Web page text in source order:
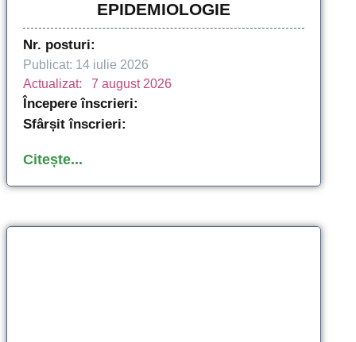
EPIDEMIOLOGIE
Nr. posturi:
Publicat: 14 iulie 2026
Actualizat: 7 august 2026
Începere înscrieri:
Sfârșit înscrieri:
Citește...